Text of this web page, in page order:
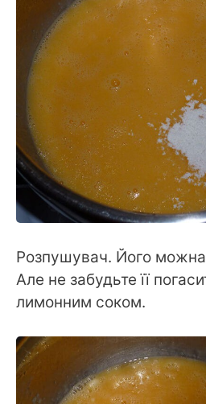
Розпушувач. Його можна
Але не забудьте її
лимонним соком.